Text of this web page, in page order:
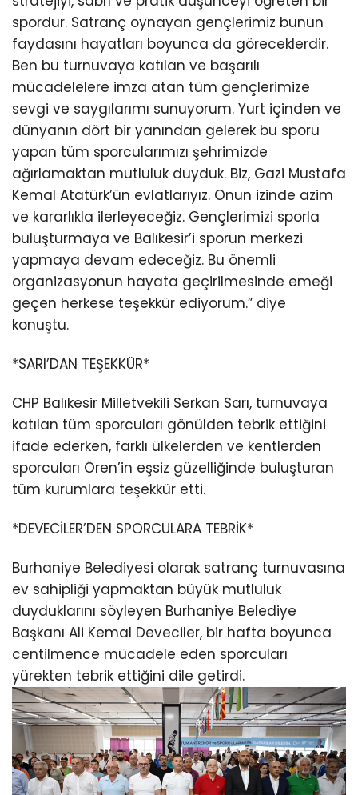
spordur. Satranç oynayan gençlerimiz bunun
faydasını hayatları boyunca da göreceklerdir.
Ben bu turnuvaya katılan ve başarılı
mücadelelere imza atan tüm gençlerimize
sevgi ve saygılarımı sunuyorum. Yurt içinden ve
dünyanın dört bir yanından gelerek bu sporu
yapan tüm sporcularımızı şehrimizde
ağırlamaktan mutluluk duyduk. Biz, Gazi Mustafa
Kemal Atatürk’ün evlatlarıyız. Onun izinde azim
ve kararlıkla ilerleyeceğiz. Gençlerimizi sporla
buluşturmaya ve Balıkesir’i sporun merkezi
yapmaya devam edeceğiz. Bu önemli
organizasyonun hayata geçirilmesinde emeği
geçen herkese teşekkür ediyorum.” diye
konuştu.
*SARI’DAN TEŞEKKÜR*
CHP Balıkesir Milletvekili Serkan Sarı, turnuvaya
katılan tüm sporcuları gönülden tebrik ettiğini
ifade ederken, farklı ülkelerden ve kentlerden
sporcuları Ören’in eşsiz güzelliğinde buluşturan
tüm kurumlara teşekkür etti.
*DEVECİLER’DEN SPORCULARA TEBRİK*
Burhaniye Belediyesi olarak satranç turnuvasına
ev sahipliği yapmaktan büyük mutluluk
duyduklarını söyleyen Burhaniye Belediye
Başkanı Ali Kemal Deveciler, bir hafta boyunca
centilmence mücadele eden sporcuları
yürekten tebrik ettiğini dile getirdi.